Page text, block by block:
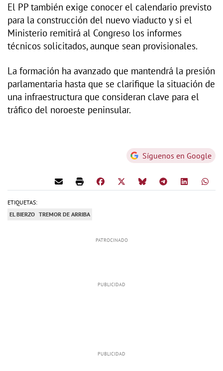
El PP también exige conocer el calendario previsto
para la construcción del nuevo viaducto y si el
Ministerio remitirá al Congreso los informes
técnicos solicitados, aunque sean provisionales.
La formación ha avanzado que mantendrá la presión
parlamentaria hasta que se clarifique la situación de
una infraestructura que consideran clave para el
tráfico del noroeste peninsular.
Síguenos en Google
ETIQUETAS:
EL BIERZO TREMOR DE ARRIBA